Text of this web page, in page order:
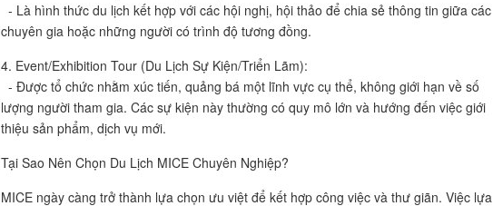
- Là hình thức du lịch kết hợp với các hội nghị, hội thảo để chia sẻ thông tin giữa các
chuyên gia hoặc những người có trình độ tương đồng.
4. Event/Exhibition Tour (Du Lịch Sự Kiện/Triển Lãm):
- Được tổ chức nhằm xúc tiến, quảng bá một lĩnh vực cụ thể, không giới hạn về số
lượng người tham gia. Các sự kiện này thường có quy mô lớn và hướng đến việc giới
thiệu sản phẩm, dịch vụ mới.
Tại Sao Nên Chọn Du Lịch MICE Chuyên Nghiệp?
MICE ngày càng trở thành lựa chọn ưu việt để kết hợp công việc và thư giãn. Việc lựa